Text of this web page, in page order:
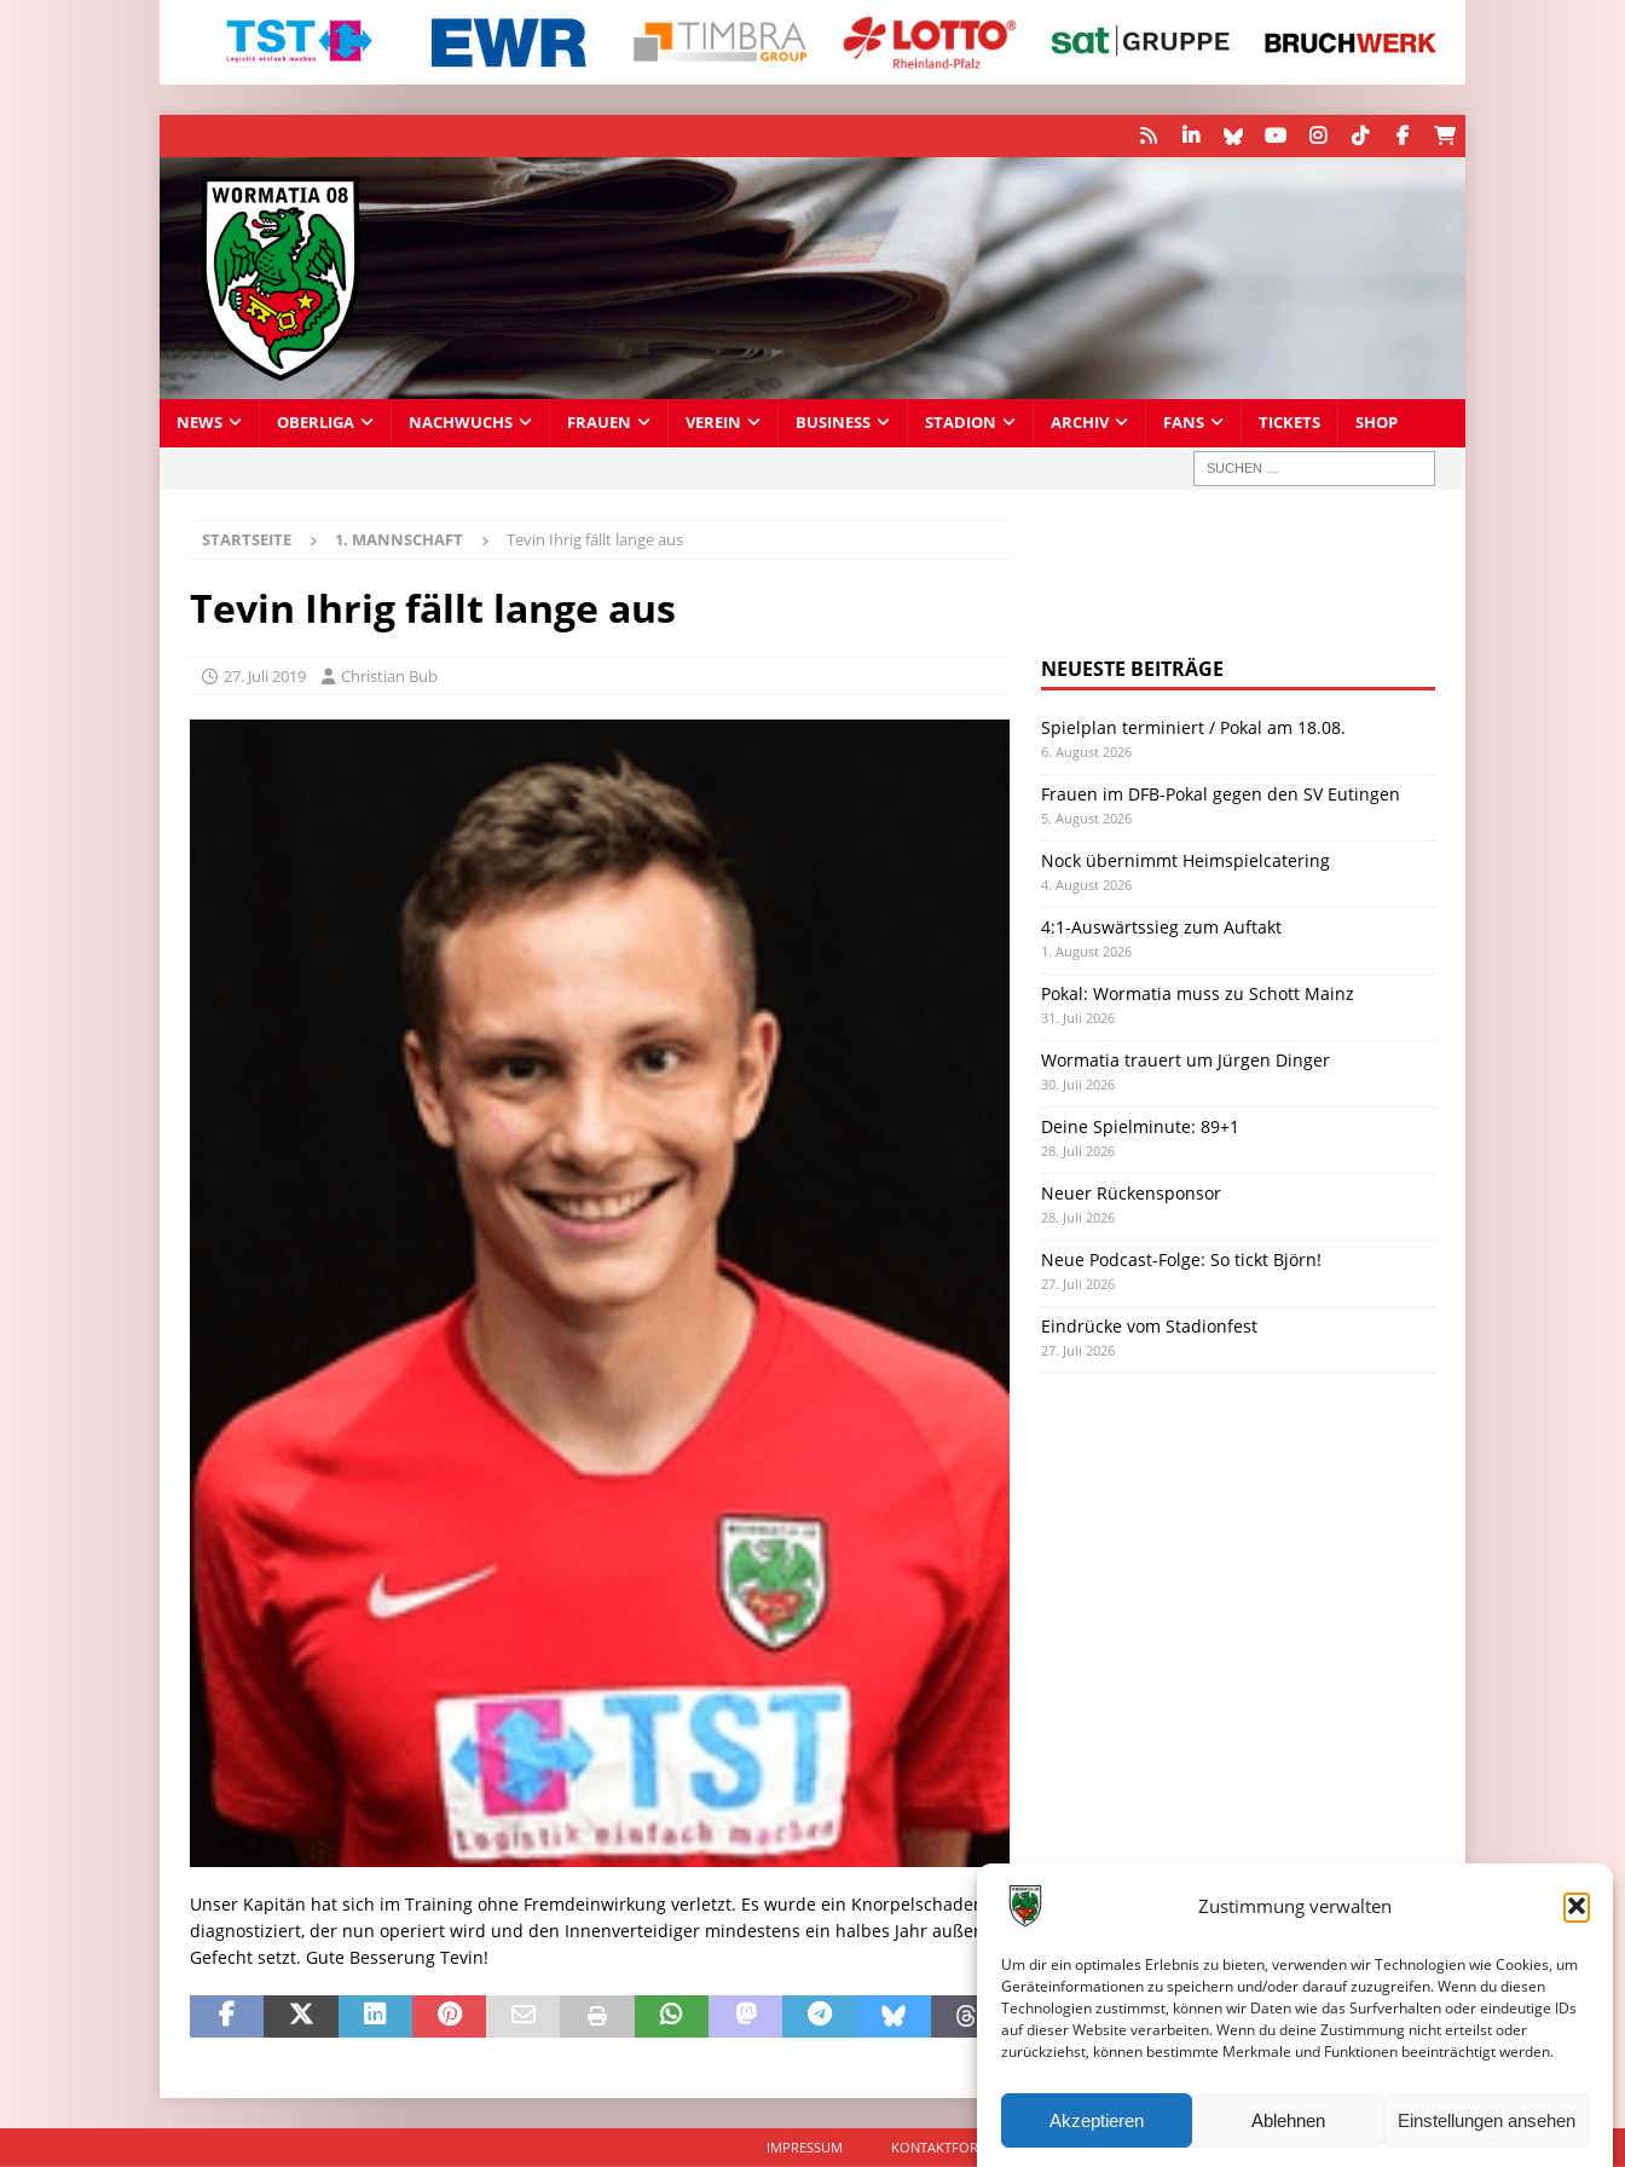
Zustimmung verwalten
Um dir ein optimales Erlebnis zu bieten, verwenden wir Technologien wie Cookies, um
Geräteinformationen zu speichern und/oder darauf zuzugreifen. Wenn du diesen
Technologien zustimmst, können wir Daten wie das Surfverhalten oder eindeutige IDs
auf dieser Website verarbeiten. Wenn du deine Zustimmung nicht erteilst oder
zurückziehst, können bestimmte Merkmale und Funktionen beeinträchtigt werden.
Akzeptieren Ablehnen Einstellungen ansehen
NEWS OBERLIGA NACHWUCHS FRAUEN VEREIN BUSINESS STADION ARCHIV FANS TICKETS SHOP
STARTSEITE 1. MANNSCHAFT Tevin Ihrig fällt lange aus
Tevin Ihrig fällt lange aus
27. Juli 2019 Christian Bub
Unser Kapitän hat sich im Training ohne Fremdeinwirkung verletzt. Es wurde ein Knorpelschaden
diagnostiziert, der nun operiert wird und den Innenverteidiger mindestens ein halbes Jahr außer
Gefecht setzt. Gute Besserung Tevin!
NEUESTE BEITRÄGE
Spielplan terminiert / Pokal am 18.08.
6. August 2026
Frauen im DFB-Pokal gegen den SV Eutingen
5. August 2026
Nock übernimmt Heimspielcatering
4. August 2026
4:1-Auswärtssieg zum Auftakt
1. August 2026
Pokal: Wormatia muss zu Schott Mainz
31. Juli 2026
Wormatia trauert um Jürgen Dinger
30. Juli 2026
Deine Spielminute: 89+1
28. Juli 2026
Neuer Rückensponsor
28. Juli 2026
Neue Podcast-Folge: So tickt Björn!
27. Juli 2026
Eindrücke vom Stadionfest
27. Juli 2026
IMPRESSUM KONTAKTFORMULAR DATENSCHUTZERKLÄRUNG